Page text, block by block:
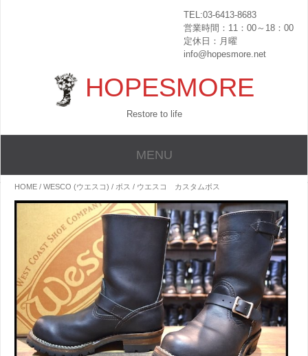
TEL:03-6413-8683
営業時間：11：00～18：00
定休日：月曜
info@hopesmore.net
HOPESMORE
Restore to life
MENU
HOME / WESCO (ウエスコ) / ボス / ウエスコ カスタムボス